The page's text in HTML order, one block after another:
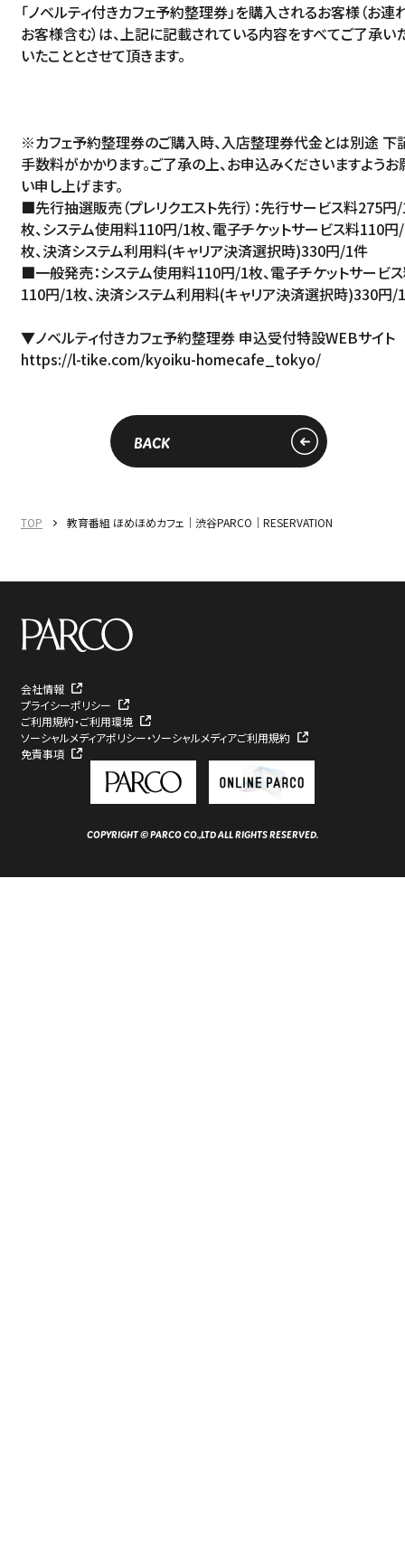
「ノベルティ付きカフェ予約整理券」を購入されるお客様（お連
お客様含む）は、上記に記載されている内容をすべてご了承い
いたこととさせて頂きます。
※カフェ予約整理券のご購入時、入店整理券代金とは別途 下
手数料がかかります。ご了承の上、お申込みくださいますようお
い申し上げます。
■先行抽選販売（プレリクエスト先行）：先行サービス料275円
枚、システム使用料110円/1枚、電子チケットサービス料110円
枚、決済システム利用料(キャリア決済選択時)330円/1件
■一般発売：システム使用料110円/1枚、電子チケットサービ
110円/1枚、決済システム利用料(キャリア決済選択時)330円/
▼ノベルティ付きカフェ予約整理券 申込受付特設WEBサイト
https://l-tike.com/kyoiku-homecafe_tokyo/
BACK
TOP 教育番組 ほめほめカフェ｜渋谷PARCO｜RESERVATION
会社情報
プライシーポリシー
ご利用規約・ご利用環境
ソーシャルメディアポリシー・ソーシャルメディアご利用規約
免責事項
COPYRIGHT © PARCO CO.,LTD ALL RIGHTS RESERVED.